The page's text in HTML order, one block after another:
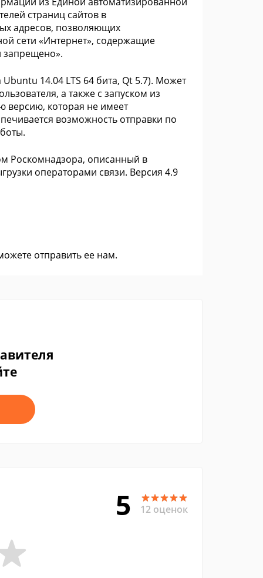
страниц сайтов в
адресов, позволяющих
сети «Интернет», содержащие
запрещено».
14.04 LTS 64 бита, Qt 5.7). Может
а также с запуском из
версию, которая не имеет
возможность отправки по
Роскомнадзора, описанный в
операторами связи. Версия 4.9
отправить ее нам.
5 12 оценок